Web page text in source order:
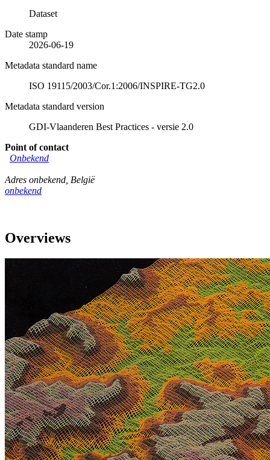
Dataset
Date stamp
2026-06-19
Metadata standard name
ISO 19115/2003/Cor.1:2006/INSPIRE-TG2.0
Metadata standard version
GDI-Vlaanderen Best Practices - versie 2.0
Point of contact
Onbekend
Adres onbekend België
onbekend
Overviews